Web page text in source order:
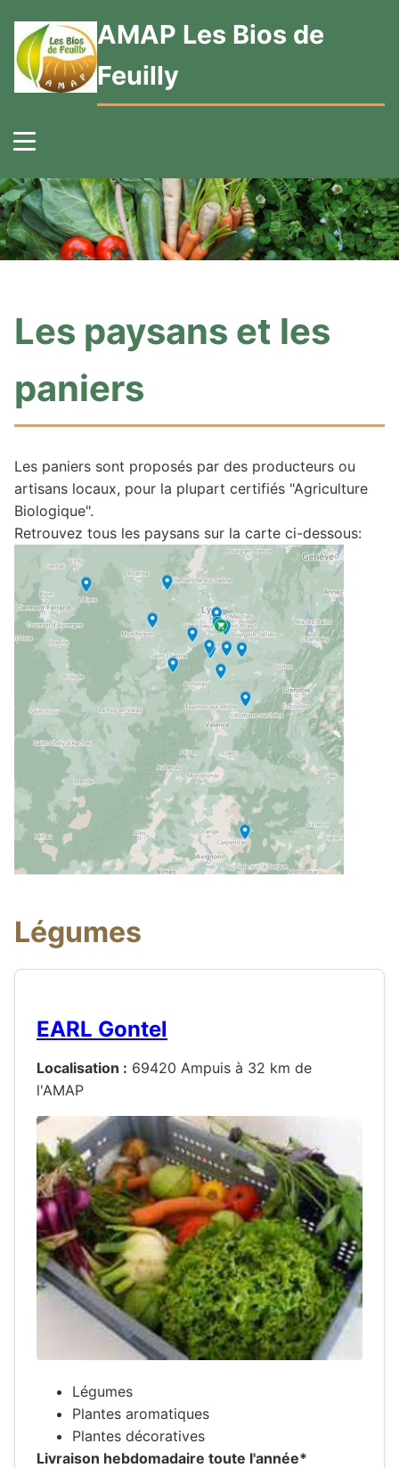
AMAP Les Bios de
Feuilly
Les paysans et les
paniers
Les paniers sont proposés par des producteurs ou
artisans locaux, pour la plupart certifiés "Agriculture
Biologique".
Retrouvez tous les paysans sur la carte ci-dessous:
Légumes
EARL Gontel
Localisation : 69420 Ampuis à 32 km de
l'AMAP
Légumes
Plantes aromatiques
Plantes décoratives
Livraison hebdomadaire toute l'année*